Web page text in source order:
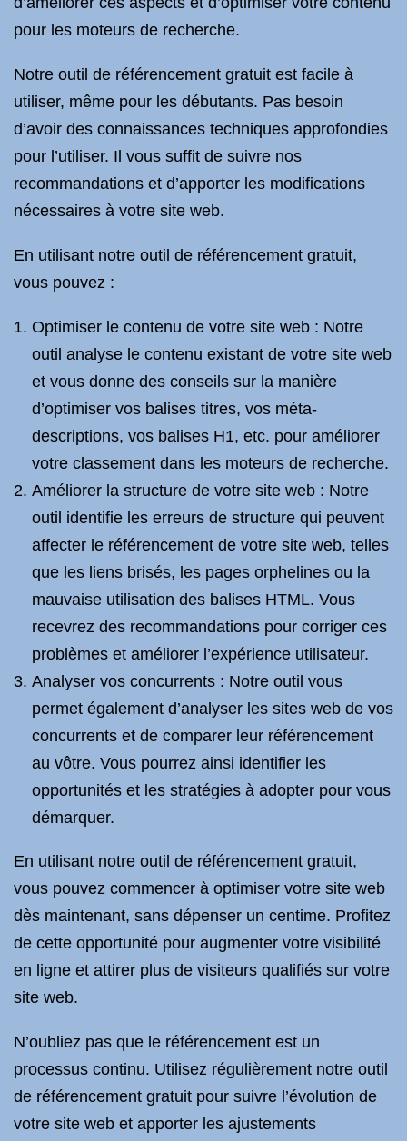
pour les moteurs de recherche.
Notre outil de référencement gratuit est facile à
utiliser, même pour les débutants. Pas besoin
d’avoir des connaissances techniques approfondies
pour l’utiliser. Il vous suffit de suivre nos
recommandations et d’apporter les modifications
nécessaires à votre site web.
En utilisant notre outil de référencement gratuit,
vous pouvez :
Optimiser le contenu de votre site web : Notre
outil analyse le contenu existant de votre site web
et vous donne des conseils sur la manière
d’optimiser vos balises titres, vos méta-
descriptions, vos balises H1, etc. pour améliorer
votre classement dans les moteurs de recherche.
Améliorer la structure de votre site web : Notre
outil identifie les erreurs de structure qui peuvent
affecter le référencement de votre site web, telles
que les liens brisés, les pages orphelines ou la
mauvaise utilisation des balises HTML. Vous
recevrez des recommandations pour corriger ces
problèmes et améliorer l’expérience utilisateur.
Analyser vos concurrents : Notre outil vous
permet également d’analyser les sites web de vos
concurrents et de comparer leur référencement
au vôtre. Vous pourrez ainsi identifier les
opportunités et les stratégies à adopter pour vous
démarquer.
En utilisant notre outil de référencement gratuit,
vous pouvez commencer à optimiser votre site web
dès maintenant, sans dépenser un centime. Profitez
de cette opportunité pour augmenter votre visibilité
en ligne et attirer plus de visiteurs qualifiés sur votre
site web.
N’oubliez pas que le référencement est un
processus continu. Utilisez régulièrement notre outil
de référencement gratuit pour suivre l’évolution de
votre site web et apporter les ajustements